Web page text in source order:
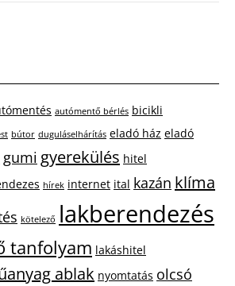
autómentő bérlés bicikli
bútor duguláselhárítás eladó ház eladó
gumi gyerekülés hitel
hírek internet ital kazán klíma
kötelező lakberendezés
tanfolyam lakáshitel
ablak nyomtatás olcsó